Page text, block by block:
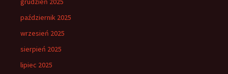
październik 2025
wrzesień 2025
sierpień 2025
lipiec 2025